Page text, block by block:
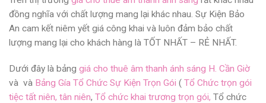
đồng nghĩa với chất lượng mang lại khác nhau. Sự Kiện Bảo
An cam kết niêm yết giá công khai và luôn đảm bảo chất
lượng mang lại cho khách hàng là TỐT NHẤT – RẺ NHẤT.
Dưới đây là bảng giá cho thuê âm thanh ánh sáng H. Cần Giờ
và và Bảng Gía Tổ Chức Sự Kiện Trọn Gói ( Tổ Chức trọn gói
tiệc tất niên, tân niên, Tổ chức khai trương trọn gói, Tổ chức